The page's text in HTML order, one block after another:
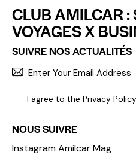
CLUB AMILCAR :
VOYAGES X
SUIVRE NOS ACTUALITÉS
I agree to the Privacy Policy
NOUS SUIVRE
Instagram Amilcar Mag